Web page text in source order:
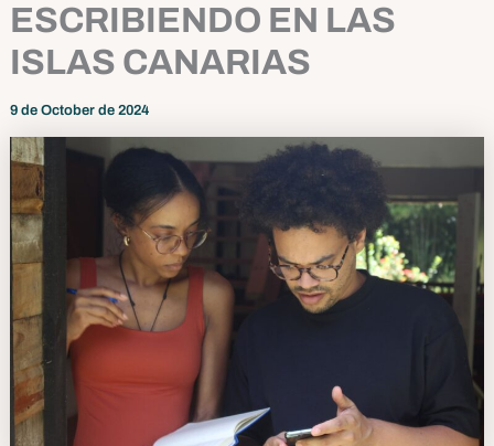
ESCRIBIENDO EN LAS
ISLAS CANARIAS
9 de October de 2024